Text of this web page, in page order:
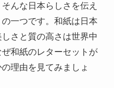
んな日本らしさを伝え
一つです。和紙は日本
さと質の高さは世界中
和紙のレターセットが
理由を見てみましょ